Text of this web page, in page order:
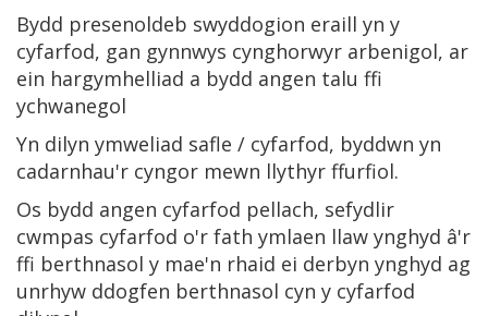
Bydd presenoldeb swyddogion eraill yn y
cyfarfod, gan gynnwys cynghorwyr arbenigol, ar
ein hargymhelliad a bydd angen talu ffi
ychwanegol
Yn dilyn ymweliad safle / cyfarfod, byddwn yn
cadarnhau'r cyngor mewn llythyr ffurfiol.
Os bydd angen cyfarfod pellach, sefydlir
cwmpas cyfarfod o'r fath ymlaen llaw ynghyd â'r
ffi berthnasol y mae'n rhaid ei derbyn ynghyd ag
unrhyw ddogfen berthnasol cyn y cyfarfod